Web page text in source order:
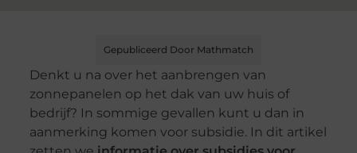
Gepubliceerd Door Mathmatch
Denkt u na over het aanbrengen van
zonnepanelen op het dak van uw huis of
bedrijf? In sommige gevallen kunt u dan in
aanmerking komen voor subsidie. In dit artikel